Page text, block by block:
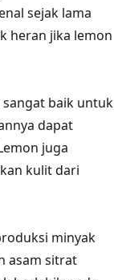
sejak lama
heran jika lemon
sangat baik untuk
dapat
juga
kulit dari
minyak
asam sitrat